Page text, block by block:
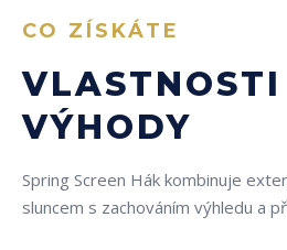
CO ZÍSKÁTE
VÝHODY
Spring Screen Hák kombinuje
sluncem s zachováním výhledu a